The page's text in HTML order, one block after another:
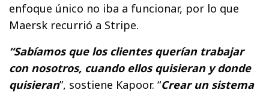
enfoque único no iba a funcionar, por lo que
Maersk recurrió a Stripe.
“Sabíamos que los clientes querían trabajar
con nosotros, cuando ellos quisieran y donde
quisieran”, sostiene Kapoor. “Crear un sistema